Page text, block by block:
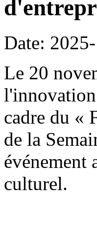
Date:
Le 20
l'innovation
cadre du «
de la
événement
culturel.